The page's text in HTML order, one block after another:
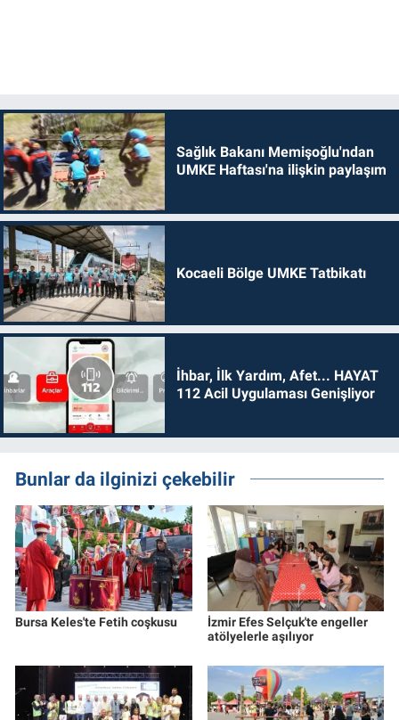
Sağlık Bakanı Memişoğlu'ndan
UMKE Haftası'na ilişkin paylaşım
Kocaeli Bölge UMKE Tatbikatı
İhbar, İlk Yardım, Afet... HAYAT
112 Acil Uygulaması Genişliyor
Bunlar da ilginizi çekebilir
Bursa Keles'te Fetih coşkusu
İzmir Efes Selçuk'te engeller
atölyelerle aşılıyor